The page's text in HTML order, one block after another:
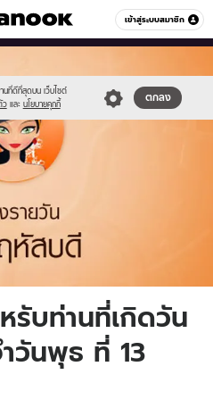
เข้าสู่ระบบสมาชิก
หมวดอื่นๆ
านที่ดีที่สุดบน เว็บไซต์
ว และ นโยบายคุกกี้
ตกลง
รับท่านที่เกิดวัน
วันพุธ ที่ 13